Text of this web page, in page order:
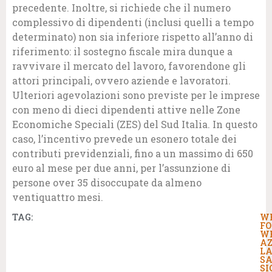
precedente. Inoltre, si richiede che il numero
complessivo di dipendenti (inclusi quelli a tempo
determinato) non sia inferiore rispetto all’anno di
riferimento: il sostegno fiscale mira dunque a
ravvivare il mercato del lavoro, favorendone gli
attori principali, ovvero aziende e lavoratori.
Ulteriori agevolazioni sono previste per le imprese
con meno di dieci dipendenti attive nelle Zone
Economiche Speciali (ZES) del Sud Italia. In questo
caso, l’incentivo prevede un esonero totale dei
contributi previdenziali, fino a un massimo di 650
euro al mese per due anni, per l’assunzione di
persone over 35 disoccupate da almeno
ventiquattro mesi.
TAG: